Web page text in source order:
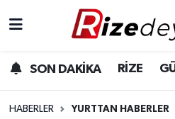
SON DAKİKA RİZE
HABERLER YURTTAN HABERLER
Gündem
Rize Hava Durumu